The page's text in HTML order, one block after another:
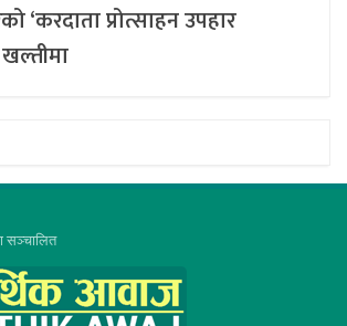
‘करदाता प्रोत्साहन उपहार
सञ्चालित